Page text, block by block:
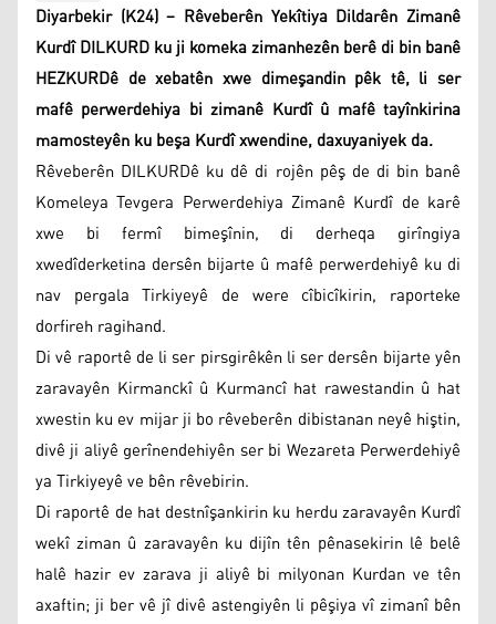
Diyarbekir (K24) – Rêveberên Yekîtiya Dildarên Zimanê
Kurdî DILKURD ku ji komeka zimanhezên berê di bin banê
HEZKURDê de xebatên xwe dimeşandin pêk tê, li ser
mafê perwerdehiya bi zimanê Kurdî û mafê tayînkirina
mamosteyên ku beşa Kurdî xwendine, daxuyaniyek da.
Rêveberên DILKURDê ku dê di rojên pêş de di bin banê
Komeleya Tevgera Perwerdehiya Zimanê Kurdî de karê
xwe bi fermî bimeşînin, di derheqa girîngiya
xwedîderketina dersên bijarte û mafê perwerdehiyê ku di
nav pergala Tirkiyeyê de were cîbicîkirin, raporteke
dorfireh ragihand.
Di vê raportê de li ser pirsgirêkên li ser dersên bijarte yên
zaravayên Kirmanckî û Kurmancî hat rawestandin û hat
xwestin ku ev mijar ji bo rêveberên dibistanan neyê hiştin,
divê ji aliyê gerînendehiyên ser bi Wezareta Perwerdehiyê
ya Tirkiyeyê ve bên rêvebirin.
Di raportê de hat destnîşankirin ku herdu zaravayên Kurdî
wekî ziman û zaravayên ku dijîn tên pênasekirin lê belê
halê hazir ev zarava ji aliyê bi milyonan Kurdan ve tên
axaftin; ji ber vê jî divê astengiyên li pêşiya vî zimanî bên